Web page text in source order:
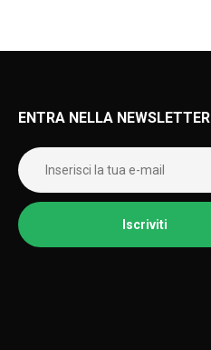
ENTRA NELLA NEWSLETTER